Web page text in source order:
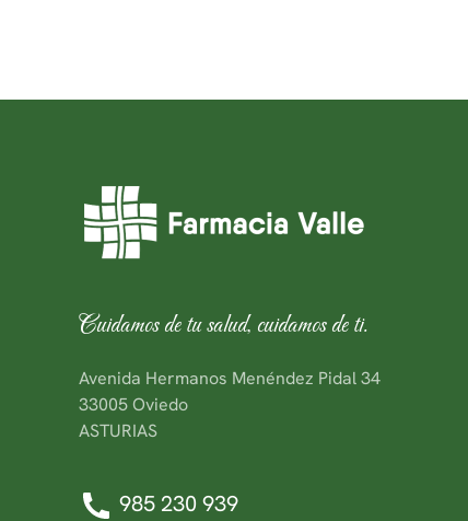
Cuidamos de tu salud, cuidamos de ti.
Avenida Hermanos Menéndez Pidal 34
33005 Oviedo
ASTURIAS
985 230 939